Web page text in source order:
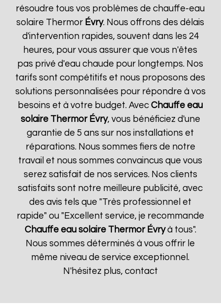
résoudre tous vos problèmes de chauffe-eau
solaire Thermor Évry. Nous offrons des délais
d'intervention rapides, souvent dans les 24
heures, pour vous assurer que vous n'êtes
pas privé d'eau chaude pour longtemps. Nos
tarifs sont compétitifs et nous proposons des
solutions personnalisées pour répondre à vos
besoins et à votre budget. AvecChauffe eau
solaire Thermor Évry, vous bénéficiez d'une
garantie de 5 ans sur nos installations et
réparations. Nous sommes fiers de notre
travail et nous sommes convaincus que vous
serez satisfait de nos services. Nos clients
satisfaits sont notre meilleure publicité, avec
des avis tels que "Très professionnel et
rapide" ou "Excellent service, je recommande
Chauffe eau solaire Thermor Évryà tous".
Nous sommes déterminés à vous offrir le
même niveau de service exceptionnel.
N'hésitez plus, contact